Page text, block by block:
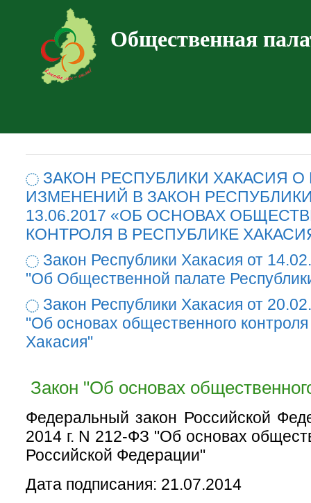
Общественная
ЗАКОН РЕСПУБЛИКИ ХАКАСИЯ
ИЗМЕНЕНИЙ В ЗАКОН
13.06.2017 «ОБ ОСНОВАХ
КОНТРОЛЯ В РЕСПУБЛИКЕ
Закон Республики Хакасия от
"Об Общественной палате
Закон Республики Хакасия от
"Об основах общественного
Хакасия"
Закон "Об основах
Федеральный закон Российской
2014 г. N 212-ФЗ "Об основах
Российской Федерации"
Дата подписания: 21.07.2014